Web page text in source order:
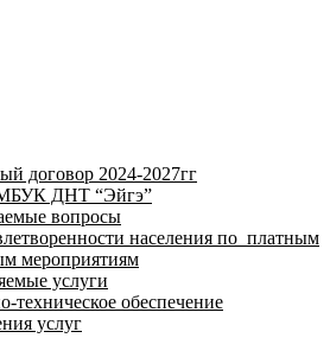
договор 2024-2027гг
ДНТ “Эйгэ”
вопросы
населения по платным
мероприятиям
услуги
техническое обеспечение
услуг